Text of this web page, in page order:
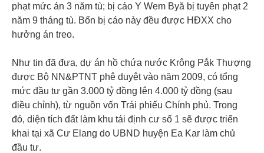
phạt mức án 3 năm tù; bị cáo Y Wem Byă bị tuyên phạt 2
năm 9 tháng tù. Bốn bị cáo này đều được HĐXX cho
hưởng án treo.
Như tin đã đưa, dự án hồ chứa nước Krông Pắk Thượng
được Bộ NN&PTNT phê duyệt vào năm 2009, có tổng
mức đầu tư gần 3.000 tỷ đồng lên 4.000 tỷ đồng (sau
điều chỉnh), từ nguồn vốn Trái phiếu Chính phủ. Trong
đó, diện tích đất làm khu tái định cư số 1 sẽ được triển
khai tại xã Cư Elang do UBND huyện Ea Kar làm chủ
đầu tư.